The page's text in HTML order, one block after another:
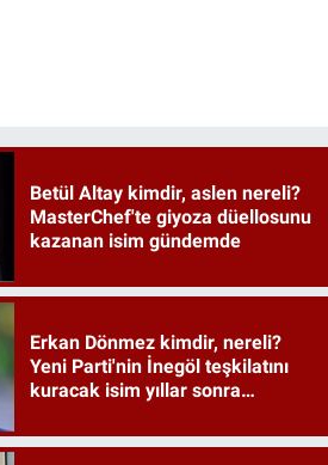
Betül Altay kimdir, aslen nereli?
MasterChef'te giyoza düellosunu
kazanan isim gündemde
Erkan Dönmez kimdir, nereli?
Yeni Parti'nin İnegöl teşkilatını
kuracak isim yıllar sonra